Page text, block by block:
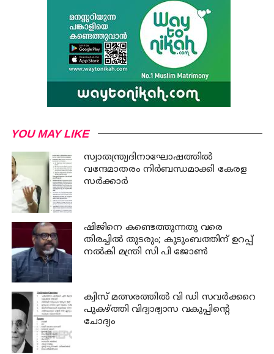
YOU MAY LIKE
സ്വാതന്ത്ര്യദിനാഘോഷത്തില്‍
വന്ദേമാതരം നിര്‍ബന്ധമാക്കി കേരള
സര്‍ക്കാര്‍
ഷിജിനെ കണ്ടെത്തുന്നതു വരെ
തിരച്ചില്‍ തുടരും; കുടുംബത്തിന് ഉറപ്പ്
നല്‍കി മന്ത്രി സി പി ജോണ്‍
ക്വിസ് മത്സരത്തില്‍ വി ഡി സവര്‍ക്കറെ
പുകഴ്ത്തി വിദ്യാഭ്യാസ വകുപ്പിന്റെ
ചോദ്യം